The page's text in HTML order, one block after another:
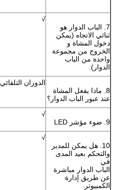
7. الباب الدوار هو
ثنائي الاتجاه (يمكن
دخول المشاة و
الخروج من مجموعة
واحدة من الباب
الدوار).
√
8. ماذا يفعل المشاة
عند عبور الباب الدوار؟
الدوران التلقائي
9. ضوء مؤشر LED
√
10. هل يمكن للمدير
والتحكم بعيد المدى
في
الباب الدوار مباشرة
عن طريق إدارة
الكمبيوتر.
√